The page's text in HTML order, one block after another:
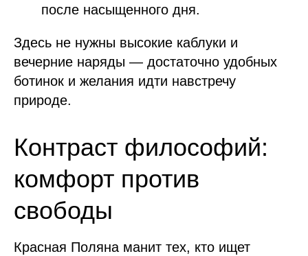
после насыщенного дня.
Здесь не нужны высокие каблуки и
вечерние наряды — достаточно удобных
ботинок и желания идти навстречу
природе.
Контраст философий:
комфорт против
свободы
Красная Поляна манит тех, кто ищет